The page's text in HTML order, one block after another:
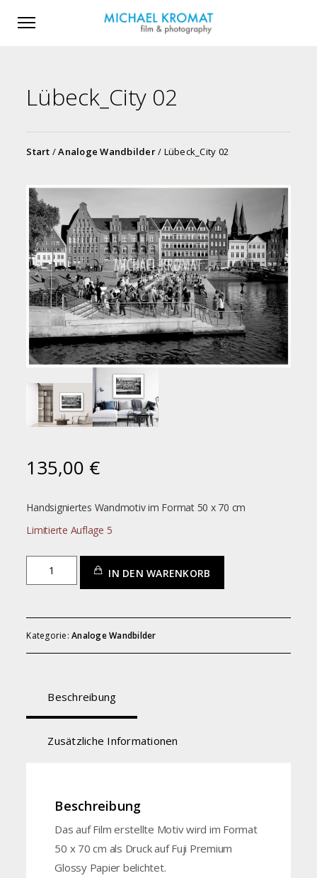
Lübeck_City 02
Start /Analoge Wandbilder/ Lübeck_City 02
135,00 €
Handsigniertes Wandmotiv im Format 50 x 70 cm
Limitierte Auflage 5
Lübeck_City
02
IN DEN WARENKORB
Kategorie:Analoge Wandbilder
Beschreibung
Zusätzliche Informationen
Beschreibung
Das auf Film erstellte Motiv wird im Format
50 x 70 cm als Druck auf Fuji Premium
Glossy Papier belichtet.